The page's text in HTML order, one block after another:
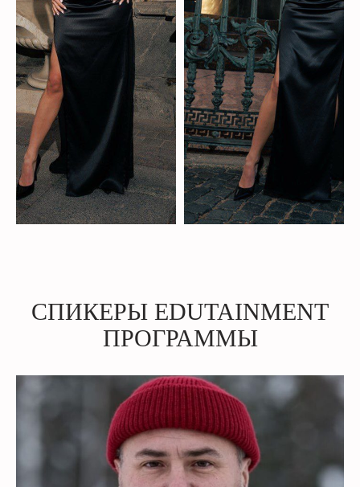
СПИКЕРЫ EDUTAINMENT
ПРОГРАММЫ